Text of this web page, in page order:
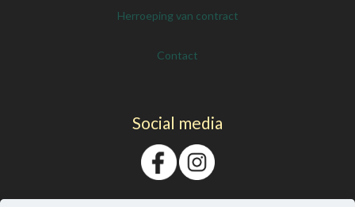
Herroeping van contract
Contact
Social media